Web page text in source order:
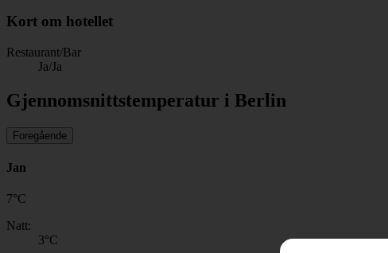
Kort om hotellet
Restaurant/Bar
Ja/Ja
Gjennomsnittstemperatur i Berlin
Foregående
Jan
7°C
Natt:
3°C